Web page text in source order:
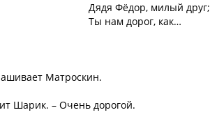
Дядя Фёдор, милый друг;
Ты нам дорог, как…
Матроскин.
Шарик. – Очень дорогой.